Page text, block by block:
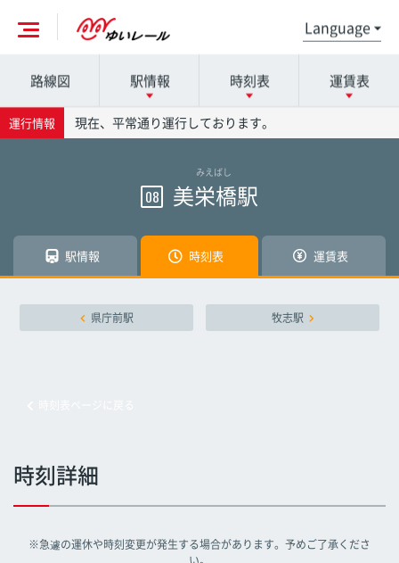
各駅の詳細は駅名を押してください
那覇空港駅
赤嶺駅
県庁前駅
美栄橋駅
時刻表の詳細は駅名を押してください
那覇空港駅
赤嶺駅
県庁前駅
美栄橋駅
運賃表の詳細は駅名を押してください
那覇空港駅
赤嶺駅
県庁前駅
美栄橋駅
路線図 駅情報 時刻表 運賃表
運行情報 現在、平常通り運行しております。
みえばし
08 美栄橋駅
駅情報 時刻表 運賃表
県庁前駅 牧志駅
時刻詳細
※急遽の運休や時刻変更が発生する場合があります。予めご了承くださ